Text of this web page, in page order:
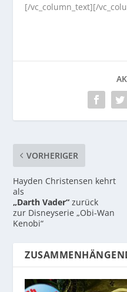
[/vc_column_text][/
VORHERIGER
Hayden Christensen kehrt
als
„Darth Vader“zurück
zur Disneyserie „Obi-Wan
Kenobi“